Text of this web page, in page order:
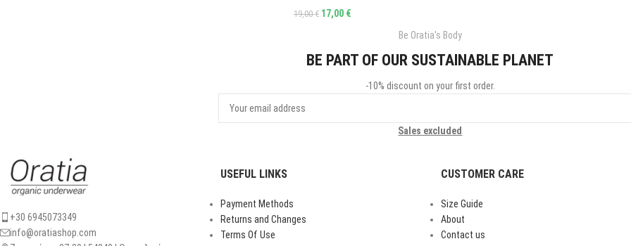
19,00€ 17,00 €
Be Oratia's Body
BE PART OF OUR SUSTAINABLE PLANET
-10% discount on your first order.
Sales excluded
+30 6945073349
info@oratiashop.com
USEFUL LINKS
Payment Methods
Returns and Changes
Terms Of Use
CUSTOMER CARE
Size Guide
About
Contact us